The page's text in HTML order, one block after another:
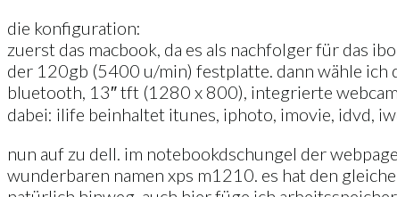
die konfiguration:
zuerst das macbook, da es als nachfolger für das
der 120gb (5400 u/min) festplatte. dann wähle ich
bluetooth, 13″ tft (1280 x 800), integrierte
dabei: ilife beinhaltet itunes, iphoto, imovie, idvd,
nun auf zu dell. im notebookdschungel der
wunderbaren namen xps m1210. es hat den